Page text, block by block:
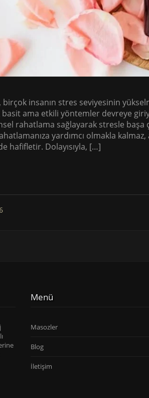
birçok insanın stres seviyesinin
basit ama etkili yöntemler devreye
rahatlama sağlayarak stresle başa
yardımcı olmakla
hafifletir. Dolayısıyla, […]
Menü
Masozler
Blog
İletişim